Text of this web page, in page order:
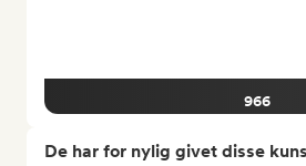
966
De har for nylig givet disse